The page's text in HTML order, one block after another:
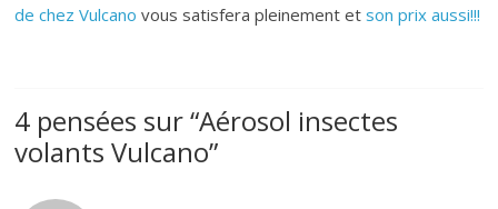
de chez Vulcanovous satisfera pleinement etson prix aussi!!!
4 pensées sur “Aérosol insectes
volants Vulcano”